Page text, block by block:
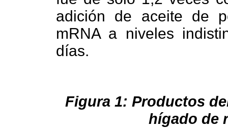
adición de aceite de
mRNA a niveles
días.
Figura 1: Productos
hígado de